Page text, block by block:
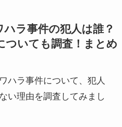
ハラ事件の犯人は誰？
ついても調査！まとめ
ハラ事件について、犯人
い理由を調査してみまし